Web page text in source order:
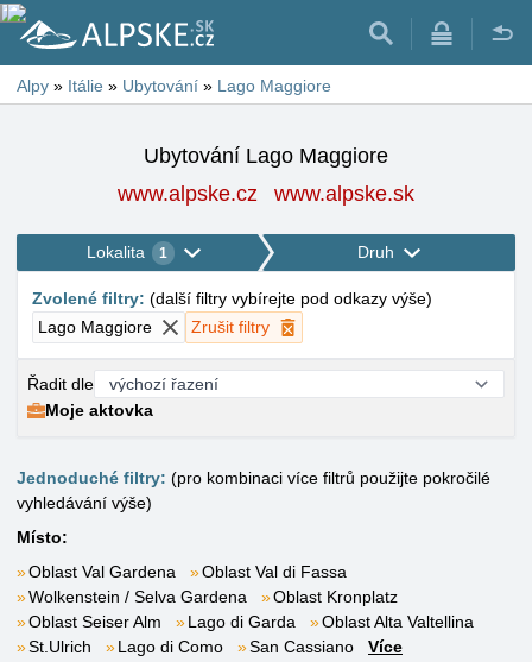
Alpy » Itálie » Ubytování » Lago Maggiore
Ubytování Lago Maggiore
www.alpske.cz
www.alpske.sk
Lokalita 1 Druh
Zvolené filtry: (další filtry vybírejte pod odkazy výše)
Lago Maggiore
Zrušit filtry
Řadit dle
Moje aktovka
Jednoduché filtry: (pro kombinaci více filtrů použijte pokročilé
vyhledávání výše)
Místo:
Oblast Val Gardena
Oblast Val di Fassa
Wolkenstein / Selva Gardena
Oblast Kronplatz
Oblast Seiser Alm
Lago di Garda
Oblast Alta Valtellina
St.Ulrich
Lago di Como San Cassiano
Více